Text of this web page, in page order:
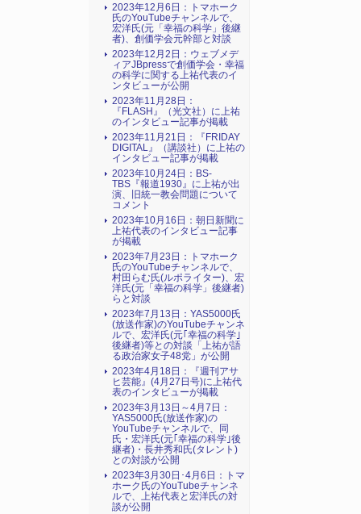
2023年12月6日：トマホーク
氏のYouTubeチャンネルで、
宏洋氏(元「幸福の科学」後継
者)、創価学会元幹部と対談
2023年12月2日：ウェブメデ
ィアJBpressで創価学会・幸福
の科学に関する上祐代表のイ
ンタビューが公開
2023年11月28日：
『FLASH』（光文社）に上祐
のインタビュー記事が掲載
2023年11月21日：『FRIDAY
DIGITAL』（講談社）に上祐の
インタビュー記事が掲載
2023年10月24日：BS-
TBS『報道1930』に上祐が出
演、旧統一教会問題について
コメント
2023年10月16日：朝日新聞に
上祐代表のインタビュー記事
が掲載
2023年7月23日：トマホーク
氏のYouTubeチャンネルで、
村田らむ氏(ルポライター)、宏
洋氏(元「幸福の科学」後継者)
らと対談
2023年7月13日：YAS5000氏
(放送作家)のYouTubeチャンネ
ルで、宏洋氏(元｢幸福の科学｣
後継者)等との対談「上祐が語
る政治家女子48党」が公開
2023年4月18日：『週刊アサ
ヒ芸能』(4月27日号)に上祐代
表のインタビューが掲載
2023年3月13日～4月7日：
YAS5000氏(放送作家)の
YouTubeチャンネルで、同
氏・宏洋氏(元｢幸福の科学｣後
継者)・長井秀和氏(タレント)
との対談が公開
2023年3月30日･4月6日：トマ
ホーク氏のYouTubeチャンネ
ルで、上祐代表と宏洋氏の対
談が公開